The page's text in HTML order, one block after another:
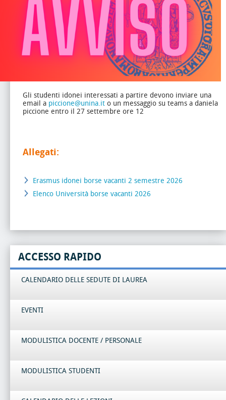
Gli studenti idonei interessati a partire devono inviare una
email a piccione@unina.it o un messaggio su teams a daniela
piccione entro il 27 settembre ore 12
Allegati:
Erasmus idonei borse vacanti 2 semestre 2026
Elenco Università borse vacanti 2026
ACCESSO RAPIDO
CALENDARIO DELLE SEDUTE DI LAUREA
EVENTI
MODULISTICA DOCENTE / PERSONALE
MODULISTICA STUDENTI